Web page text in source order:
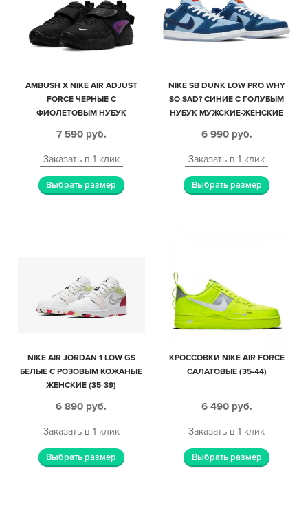
AMBUSH X NIKE AIR ADJUST
FORCE ЧЕРНЫЕ С
ФИОЛЕТОВЫМ НУБУК
7 590 руб.
Заказать в 1 клик
Выбрать размер
NIKE SB DUNK LOW PRO WHY
SO SAD? CИНИЕ С ГОЛУБЫМ
НУБУК МУЖСКИЕ-ЖЕНСКИЕ
6 990 руб.
Заказать в 1 клик
Выбрать размер
NIKE AIR JORDAN 1 LOW GS
БЕЛЫЕ С РОЗОВЫМ КОЖАНЫЕ
ЖЕНСКИЕ (35-39)
6 890 руб.
Заказать в 1 клик
Выбрать размер
КРОССОВКИ NIKE AIR FORCE
САЛАТОВЫЕ (35-44)
6 490 руб.
Заказать в 1 клик
Выбрать размер